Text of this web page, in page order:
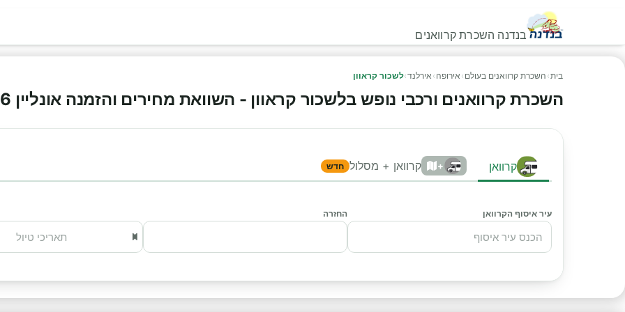
בנדנה השכרת קרוואנים
בית› השכרת קרוואנים בעולם › אירופה › אירלנד›לשכור קראוון
השכרת קרוואנים ורכבי נופש בלשכור קראוון - השוואת מחירים והזמנה אונליין 2026
קרוואן + קרוואן + מסלול חדש
עיר איסוף הקרוואן החזרה